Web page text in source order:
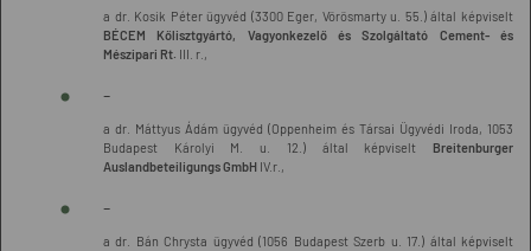
a dr. Kosik Péter ügyvéd (3300 Eger, Vörösmarty u. 55.) által képviselt
BÉCEM Kőlisztgyártó, Vagyonkezelő és Szolgáltató Cement- és
Mészipari Rt. III. r.,
-
a dr. Máttyus Ádám ügyvéd (Oppenheim és Társai Ügyvédi Iroda, 1053
Budapest Károlyi M. u. 12.) által képviselt Breitenburger
Auslandbeteiligungs GmbH IV.r.,
-
a dr. Bán Chrysta ügyvéd (1056 Budapest Szerb u. 17.) által képviselt